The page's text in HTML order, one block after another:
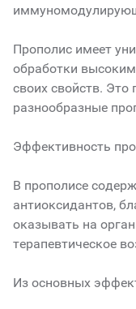
Прополис имеет
обработки
своих свойств. Это
разнообразные
Эффективность
В прополисе
антиоксидантов,
оказывать на
терапевтическое
Из основных